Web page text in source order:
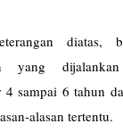
diatas,
yang
sampai 6 tahun
alasan tertentu.